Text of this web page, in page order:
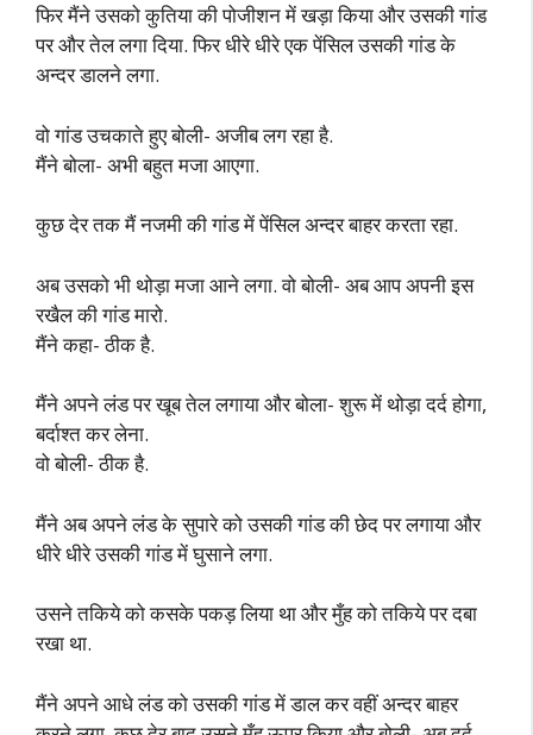
फिर मैंने उसको कुतिया की पोजीशन में खड़ा किया और उसकी गांड
पर और तेल लगा दिया. फिर धीरे धीरे एक पेंसिल उसकी गांड के
अन्दर डालने लगा.
वो गांड उचकाते हुए बोली- अजीब लग रहा है.
मैंने बोला- अभी बहुत मजा आएगा.
कुछ देर तक मैं नजमी की गांड में पेंसिल अन्दर बाहर करता रहा.
अब उसको भी थोड़ा मजा आने लगा. वो बोली- अब आप अपनी इस
रखैल की गांड मारो.
मैंने कहा- ठीक है.
मैंने अपने लंड पर खूब तेल लगाया और बोला- शुरू में थोड़ा दर्द होगा,
बर्दाश्त कर लेना.
वो बोली- ठीक है.
मैंने अब अपने लंड के सुपारे को उसकी गांड की छेद पर लगाया और
धीरे धीरे उसकी गांड में घुसाने लगा.
उसने तकिये को कसके पकड़ लिया था और मुँह को तकिये पर दबा
रखा था.
मैंने अपने आधे लंड को उसकी गांड में डाल कर वहीं अन्दर बाहर